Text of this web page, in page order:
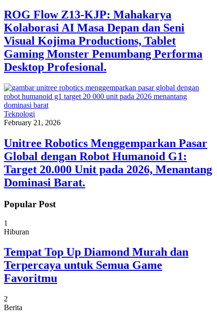
ROG Flow Z13-KJP: Mahakarya
Kolaborasi AI Masa Depan dan Seni
Visual Kojima Productions, Tablet
Gaming Monster Penumbang Performa
Desktop Profesional.
Teknologi
February 21, 2026
Unitree Robotics Menggemparkan Pasar
Global dengan Robot Humanoid G1:
Target 20.000 Unit pada 2026, Menantang
Dominasi Barat.
Popular Post
1
Hiburan
Tempat Top Up Diamond Murah dan
Terpercaya untuk Semua Game
Favoritmu
2
Berita